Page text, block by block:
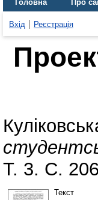
Головна Про
Вхід Реєстрація
Т. 3. С.
Текст